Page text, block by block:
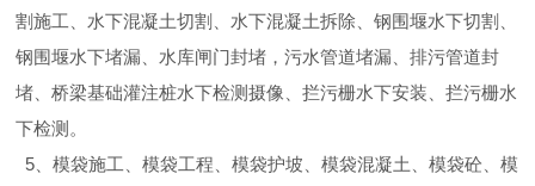
割施工、水下混凝土切割、水下混凝土拆除、钢围堰水下切割、
钢围堰水下堵漏、水库闸门封堵，污水管道堵漏、排污管道封
堵、桥梁基础灌注桩水下检测摄像、拦污栅水下安装、拦污栅水
下检测。
5、模袋施工、模袋工程、模袋护坡、模袋混凝土、模袋砼、模